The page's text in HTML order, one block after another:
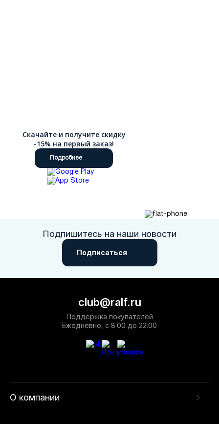
Скачайте и получите скидку
-15% на первый заказ!
Подробнее
Подпишитесь на наши новости
Подписаться
О компании
club@ralf.ru
Поддержка покупателей
Ежедневно, с 8:00 до 22:00